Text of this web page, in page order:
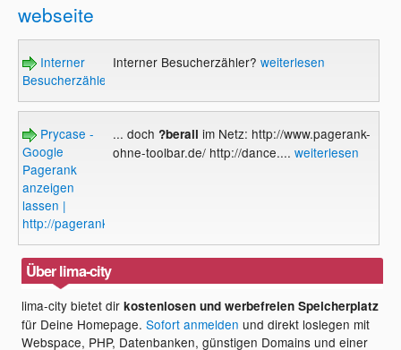
webseite
Interner
Besucherzähler?
Interner Besucherzähler? weiterlesen
Prycase -
Google
Pagerank
anzeigen
lassen |
http://pagerank.cycase.de/
... doch ?berall im Netz: http://www.pagerank-
ohne-toolbar.de/ http://dance.... weiterlesen
Über lima-city
lima-city bietet dirkostenlosen und werbefreien Speicherplatz
für Deine Homepage.Sofort anmelden und direkt loslegen mit
Webspace, PHP, Datenbanken, günstigen Domains und einer